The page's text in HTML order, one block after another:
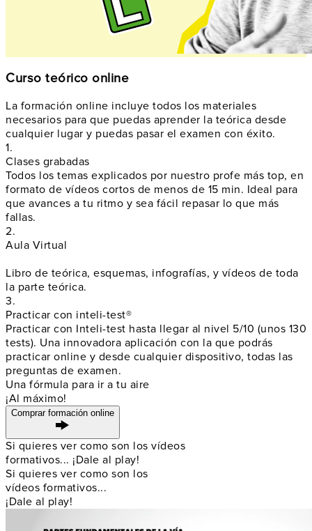
Curso teórico online
La formación online incluye todos los materiales
necesarios para que puedas aprender la teórica desde
cualquier lugar y puedas pasar el examen con éxito.
1.
Clases grabadas
Todos los temas explicados por nuestro profe más top, en
formato de vídeos cortos de menos de 15 min. Ideal para
que avances a tu ritmo y sea fácil repasar lo que más
fallas.
2.
Aula Virtual
Libro de teórica, esquemas, infografías, y vídeos de toda
la parte teórica.
3.
Practicar con inteli-test®
Practicar con Inteli-test hasta llegar al nivel 5/10 (unos 130
tests). Una innovadora aplicación con la que podrás
practicar online y desde cualquier dispositivo, todas las
preguntas de examen.
Una fórmula para ir a tu aire
¡Al máximo!
Comprar formación online
Si quieres ver como son los vídeos
formativos... ¡Dale al play!
Si quieres ver como son los
vídeos formativos...
¡Dale al play!